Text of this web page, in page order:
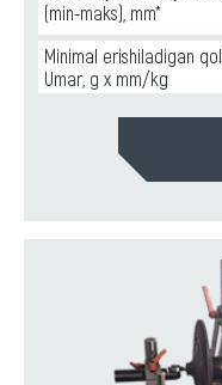
(min-maks), mm*
Minimal erishiladigan
Umar, g x mm/kg